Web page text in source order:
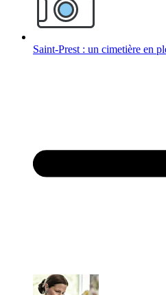
Saint-Prest : un cimetière en